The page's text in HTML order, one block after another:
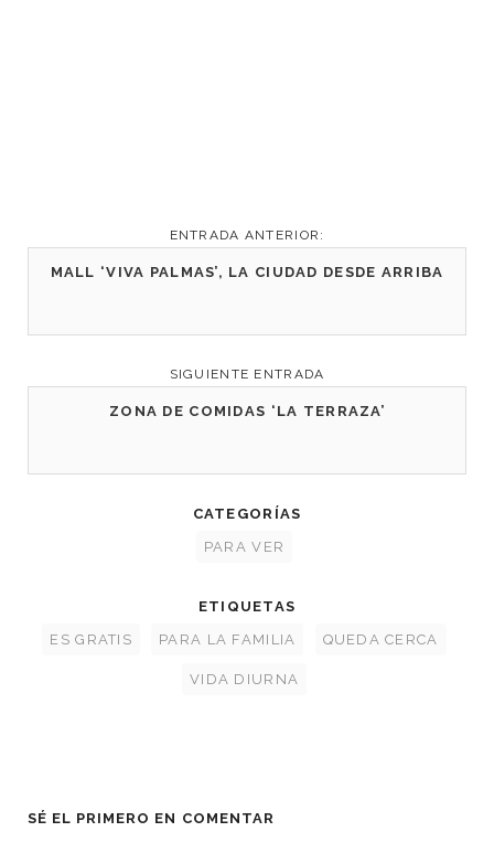
ENTRADA ANTERIOR:
MALL ‘VIVA PALMAS’, LA CIUDAD DESDE ARRIBA
SIGUIENTE ENTRADA
ZONA DE COMIDAS ‘LA TERRAZA’
CATEGORÍAS
PARA VER
ETIQUETAS
ES GRATIS
PARA LA FAMILIA QUEDA CERCA
VIDA DIURNA
SÉ EL PRIMERO EN COMENTAR